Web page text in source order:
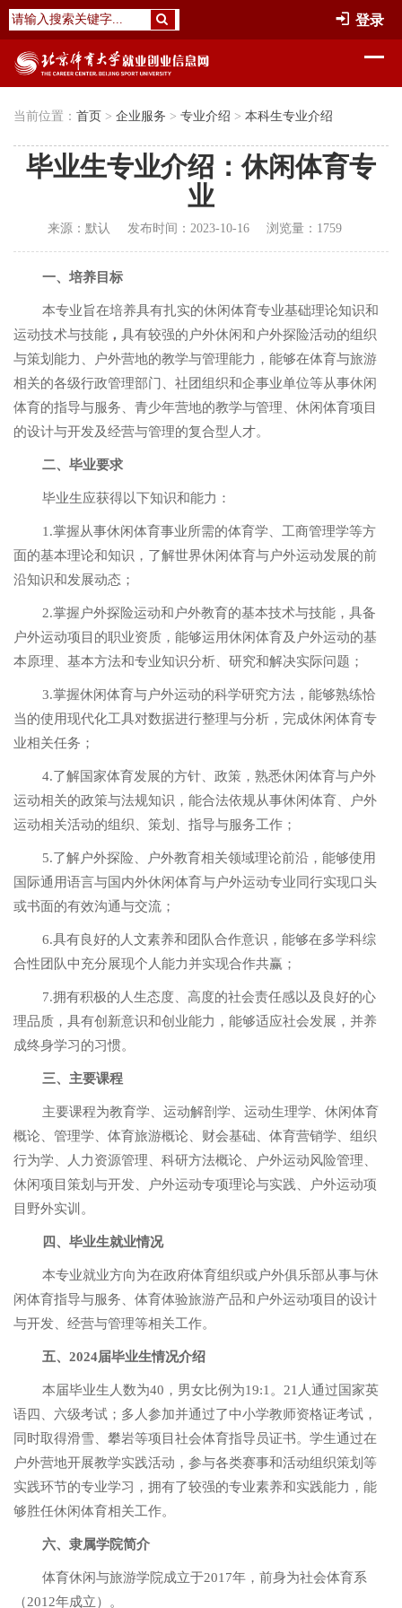
登录
当前位置： 首页 > 企业服务 > 专业介绍 > 本科生专业介绍
毕业生专业介绍：休闲体育专
业
来源： 默认 发布时间： 2023-10-16 浏览量： 1759
一、培养目标
本专业旨在培养具有扎实的休闲体育专业基础理论知识和
运动技术与技能 ， 具有较强的户外休闲和户外探险活动的组织
与策划能力、户外营地的教学与管理能力，能够在体育与旅游
相关的各级行政管理部门、社团组织和企事业单位等从事休闲
体育的指导与服务、青少年营地的教学与管理、休闲体育项目
的设计与开发及经营与管理的复合型人才。
二、毕业要求
毕业生应获得以下知识和能力：
1.掌握从事休闲体育事业所需的体育学、工商管理学等方
面的基本理论和知识，了解世界休闲体育与户外运动发展的前
沿知识和发展动态；
2.掌握户外探险运动和户外教育的基本技术与技能，具备
户外运动项目的职业资质，能够运用休闲体育及户外运动的基
本原理、基本方法和专业知识分析、研究和解决实际问题；
3.掌握休闲体育与户外运动的科学研究方法，能够熟练恰
当的使用现代化工具对数据进行整理与分析，完成休闲体育专
业相关任务；
4.了解国家体育发展的方针、政策，熟悉休闲体育与户外
运动相关的政策与法规知识，能合法依规从事休闲体育、户外
运动相关活动的组织、策划、指导与服务工作；
5.了解户外探险、户外教育相关领域理论前沿，能够使用
国际通用语言与国内外休闲体育与户外运动专业同行实现口头
或书面的有效沟通与交流；
6.具有良好的人文素养和团队合作意识，能够在多学科综
合性团队中充分展现个人能力并实现合作共赢；
7.拥有积极的人生态度、高度的社会责任感以及良好的心
理品质，具有创新意识和创业能力，能够适应社会发展，并养
成终身学习的习惯。
三、主要课程
主要课程为教育学、运动解剖学、运动生理学、休闲体育
概论、管理学、体育旅游概论、财会基础、体育营销学、组织
行为学、人力资源管理、科研方法概论、户外运动风险管理、
休闲项目策划与开发、户外运动专项理论与实践、户外运动项
目野外实训。
四、毕业生就业情况
本专业就业方向为在政府体育组织或户外俱乐部从事与休
闲体育指导与服务、体育体验旅游产品和户外运动项目的设计
与开发、经营与管理等相关工作。
五、 2024届毕业生情况介绍
本届毕业生人数为40 ，男女比例为19:1。 21 人通过国家英
语四、六级考试；多人参加并通过了中小学教师资格证考试，
同时取得滑雪、攀岩等项目社会体育指导员证书。学生通过在
户外营地开展教学实践活动，参与各类赛事和活动组织策划等
实践环节的专业学习，拥有了较强的专业素养和实践能力，能
够胜任休闲体育相关工作。
六、隶属学院简介
体育休闲与旅游学院成立于2017年，前身为社会体育系
（2012年成立）。